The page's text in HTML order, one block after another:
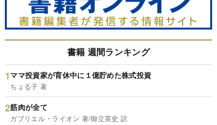
書籍 週間ランキング
ママ投資家が育休中に１億貯めた株式投資
ちょる子 著
筋肉が全て
ガブリエル・ライオン 著/御立英史 訳